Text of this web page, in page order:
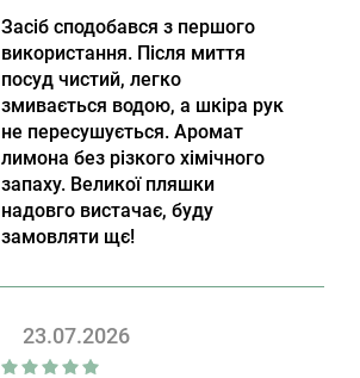
Засіб сподобався з першого
використання. Після миття
посуд чистий, легко
змивається водою, а шкіра рук
не пересушується. Аромат
лимона без різкого хімічного
запаху. Великої пляшки
надовго вистачає, буду
замовляти щє!
23.07.2026